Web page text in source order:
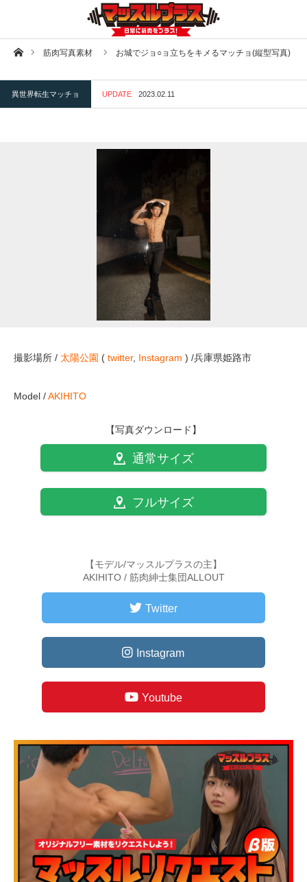
ホーム筋肉写真素材 お城でジョ○ョ立ちをキメるマッチョ(縦型写真)
異世界転生マッチョ UPDATE 2023.02.11
撮影場所 / 太陽公園 ( twitter, Instagram ) /兵庫県姫路市
Model /AKIHITO
【写真ダウンロード】
通常サイズ
フルサイズ
【モデル/マッスルプラスの主】
AKIHITO / 筋肉紳士集団ALLOUT
Twitter
Instagram
Youtube